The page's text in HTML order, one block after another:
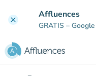
clear Affluences
GRATIS –